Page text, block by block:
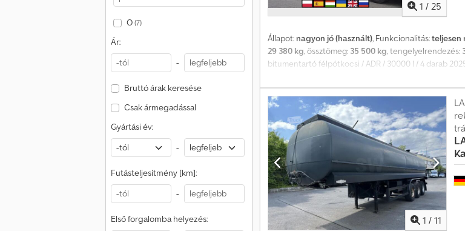
O(7)
Ár:
-
Bruttó árak keresése
Csak ármegadással
Gyártási év:
-
Futásteljesítmény [km]:
-
Első forgalomba helyezés:
1 / 25
Állapot: nagyon jó (használt), Funkcionalitás:teljesen
29 380 kg, össztömeg: 35 500 kg, tengelyelrendezés:
bitumentartó félpótkocsi / ADR / 30000 l / 4 darab
Terhelhetősége 29 380 kg Űrtartalom 30.000 l ADR
Alufelnik Légrugózás Felfüggesztés magasság állítás
munkára kész. Több egyforma félpótkocsi is kapható
1 / 11